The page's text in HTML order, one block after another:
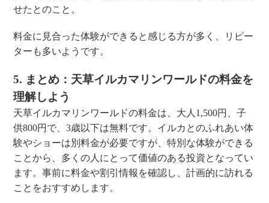
せたとのこと。
料金に見合った体験ができると感じる方が多く、リピー
ターも多いようです。
5. まとめ：天草イルカマリンワールドの料金を
理解しよう
天草イルカマリンワールドの料金は、大人1,500円、子
供800円で、3歳以下は無料です。イルカとのふれあい体
験やショーは別料金が必要ですが、特別な体験ができる
ことから、多くの人にとって価値のある投資となってい
ます。事前に料金や割引情報を確認し、計画的に訪れる
ことをおすすめします。